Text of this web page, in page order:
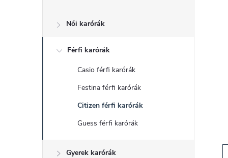
d
ó
Női karórák
Férfi karórák
Casio férfi karórák
Festina férfi karórák
Citizen férfi karórák
Guess férfi karórák
Gyerek karórák